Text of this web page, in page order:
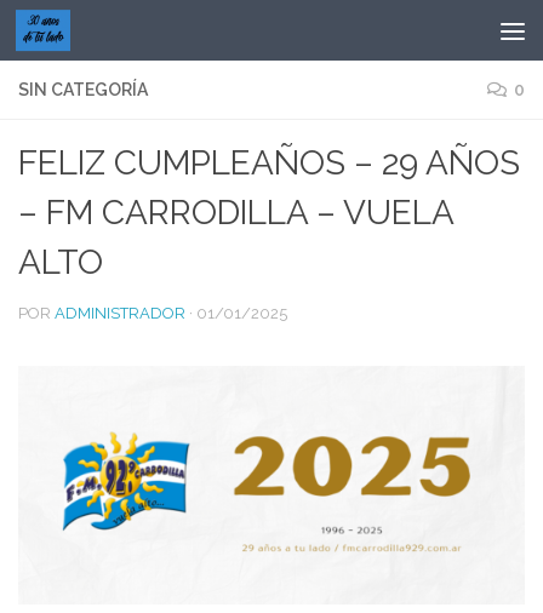
Saltar al contenido
SIN CATEGORÍA 0
FELIZ CUMPLEAÑOS – 29 AÑOS
– FM CARRODILLA – VUELA
ALTO
POR ADMINISTRADOR · 01/01/2025